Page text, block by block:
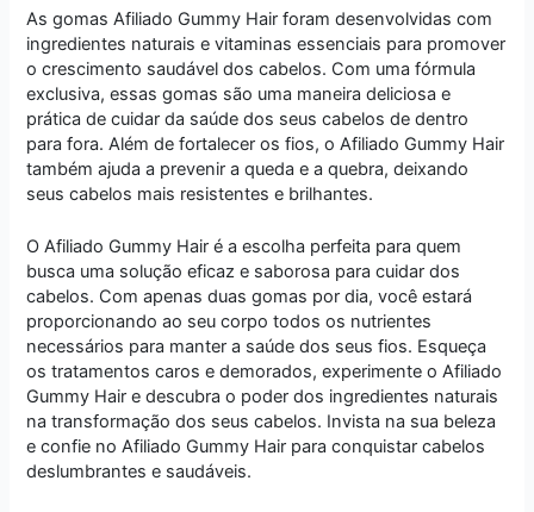
As gomas Afiliado Gummy Hair foram desenvolvidas com
ingredientes naturais e vitaminas essenciais para promover
o crescimento saudável dos cabelos. Com uma fórmula
exclusiva, essas gomas são uma maneira deliciosa e
prática de cuidar da saúde dos seus cabelos de dentro
para fora. Além de fortalecer os fios, o Afiliado Gummy Hair
também ajuda a prevenir a queda e a quebra, deixando
seus cabelos mais resistentes e brilhantes.
O Afiliado Gummy Hair é a escolha perfeita para quem
busca uma solução eficaz e saborosa para cuidar dos
cabelos. Com apenas duas gomas por dia, você estará
proporcionando ao seu corpo todos os nutrientes
necessários para manter a saúde dos seus fios. Esqueça
os tratamentos caros e demorados, experimente o Afiliado
Gummy Hair e descubra o poder dos ingredientes naturais
na transformação dos seus cabelos. Invista na sua beleza
e confie no Afiliado Gummy Hair para conquistar cabelos
deslumbrantes e saudáveis.